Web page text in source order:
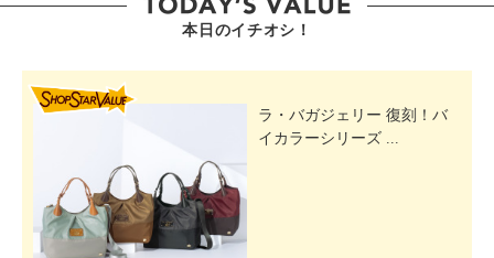
本日のイチオシ！
ラ・バガジェリー 復刻！バ
イカラーシリーズ ...